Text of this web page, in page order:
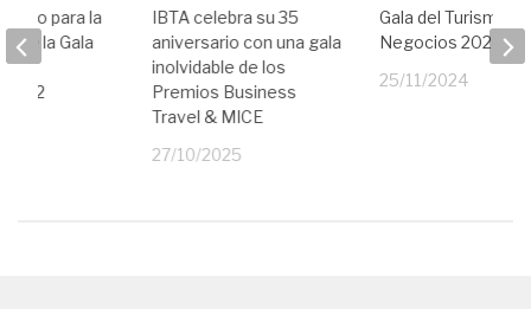
IBTA celebra su 35
aniversario con una gala
inolvidable de los
Premios Business
Travel & MICE
27/10/2025
Gala del Turismo
Negocios 2024
25/11/2024
para la
de la Gala
de
2022